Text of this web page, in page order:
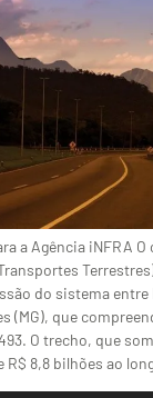
a Agência iNFRA O
do sistema
(MG), que
O trecho, que
R$ 8,8 bilhões ao